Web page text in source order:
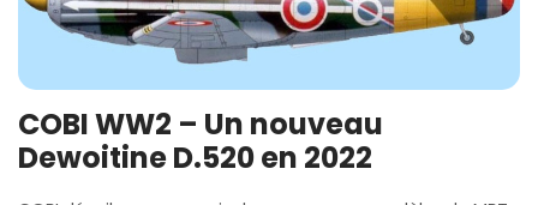
COBI WW2 – Un nouveau
Dewoitine D.520 en 2022